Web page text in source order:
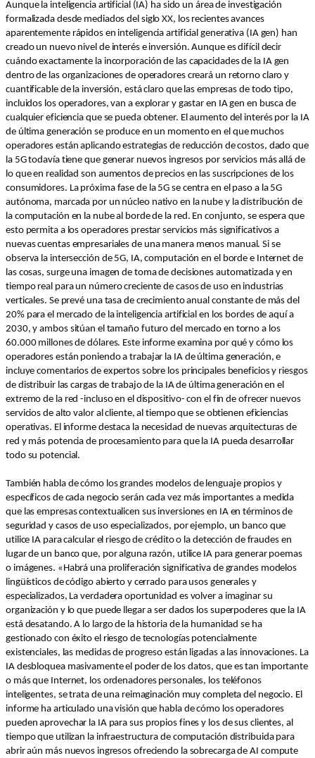
Aunque la inteligencia artificial (IA) ha sido un área de investigación
formalizada desde mediados del siglo XX, los recientes avances
aparentemente rápidos en inteligencia artificial generativa (IA gen) han
creado un nuevo nivel de interés e inversión. Aunque es difícil decir
cuándo exactamente la incorporación de las capacidades de la IA gen
dentro de las organizaciones de operadores creará un retorno claro y
cuantificable de la inversión, está claro que las empresas de todo tipo,
incluidos los operadores, van a explorar y gastar en IA gen en busca de
cualquier eficiencia que se pueda obtener. El aumento del interés por la IA
de última generación se produce en un momento en el que muchos
operadores están aplicando estrategias de reducción de costos, dado que
la 5G todavía tiene que generar nuevos ingresos por servicios más allá de
lo que en realidad son aumentos de precios en las suscripciones de los
consumidores. La próxima fase de la 5G se centra en el paso a la 5G
autónoma, marcada por un núcleo nativo en la nube y la distribución de
la computación en la nube al borde de la red. En conjunto, se espera que
esto permita a los operadores prestar servicios más significativos a
nuevas cuentas empresariales de una manera menos manual. Si se
observa la intersección de 5G, IA, computación en el borde e Internet de
las cosas, surge una imagen de toma de decisiones automatizada y en
tiempo real para un número creciente de casos de uso en industrias
verticales. Se prevé una tasa de crecimiento anual constante de más del
20% para el mercado de la inteligencia artificial en los bordes de aquí a
2030, y ambos sitúan el tamaño futuro del mercado en torno a los
60.000 millones de dólares. Este informe examina por qué y cómo los
operadores están poniendo a trabajar la IA de última generación, e
incluye comentarios de expertos sobre los principales beneficios y riesgos
de distribuir las cargas de trabajo de la IA de última generación en el
extremo de la red -incluso en el dispositivo- con el fin de ofrecer nuevos
servicios de alto valor al cliente, al tiempo que se obtienen eficiencias
operativas. El informe destaca la necesidad de nuevas arquitecturas de
red y más potencia de procesamiento para que la IA pueda desarrollar
todo su potencial.
También habla de cómo los grandes modelos de lenguaje propios y
específicos de cada negocio serán cada vez más importantes a medida
que las empresas contextualicen sus inversiones en IA en términos de
seguridad y casos de uso especializados, por ejemplo, un banco que
utilice IA para calcular el riesgo de crédito o la detección de fraudes en
lugar de un banco que, por alguna razón, utilice IA para generar poemas
o imágenes. «Habrá una proliferación significativa de grandes modelos
lingüísticos de código abierto y cerrado para usos generales y
especializados, La verdadera oportunidad es volver a imaginar su
organización y lo que puede llegar a ser dados los superpoderes que la IA
está desatando. A lo largo de la historia de la humanidad se ha
gestionado con éxito el riesgo de tecnologías potencialmente
existenciales, las medidas de progreso están ligadas a las innovaciones. La
IA desbloquea masivamente el poder de los datos, que es tan importante
o más que Internet, los ordenadores personales, los teléfonos
inteligentes, se trata de una reimaginación muy completa del negocio. El
informe ha articulado una visión que habla de cómo los operadores
pueden aprovechar la IA para sus propios fines y los de sus clientes, al
tiempo que utilizan la infraestructura de computación distribuida para
abrir aún más nuevos ingresos ofreciendo la sobrecarga de AI compute